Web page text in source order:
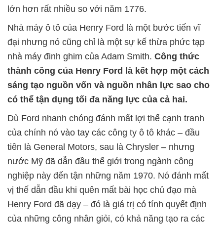
lớn hơn rất nhiều so với năm 1776.
Nhà máy ô tô của Henry Ford là một bước tiến vĩ
đại nhưng nó cũng chỉ là một sự kế thừa phức tạp
nhà máy đinh ghim của Adam Smith. Công thức
thành công của Henry Ford là kết hợp một cách
sáng tạo nguồn vốn và nguồn nhân lực sao cho
có thể tận dụng tối đa năng lực của cả hai.
Dù Ford nhanh chóng đánh mất lợi thế cạnh tranh
của chính nó vào tay các công ty ô tô khác – đầu
tiên là General Motors, sau là Chrysler – nhưng
nước Mỹ đã dẫn đầu thế giới trong ngành công
nghiệp này đến tận những năm 1970. Nó đánh mất
vị thế dẫn đầu khi quên mất bài học chủ đạo mà
Henry Ford đã dạy – đó là giá trị có tính quyết định
của những công nhân giỏi, có khả năng tạo ra các